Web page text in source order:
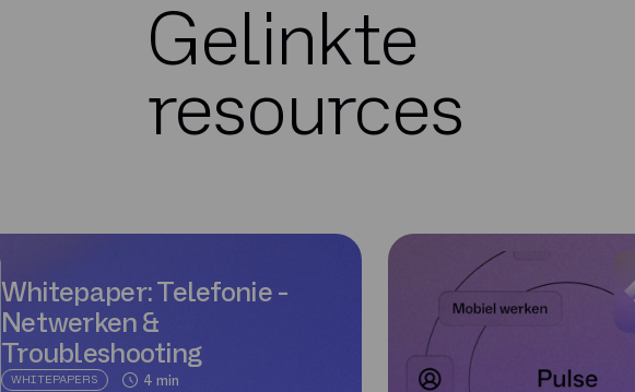
Gelinkte
resources
Whitepaper: Telefonie -
Netwerken &
Troubleshooting
WHITEPAPERS 4 min